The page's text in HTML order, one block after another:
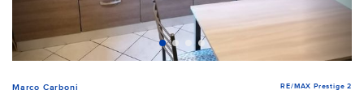
Marco Carboni RE/MAX Prestige 2